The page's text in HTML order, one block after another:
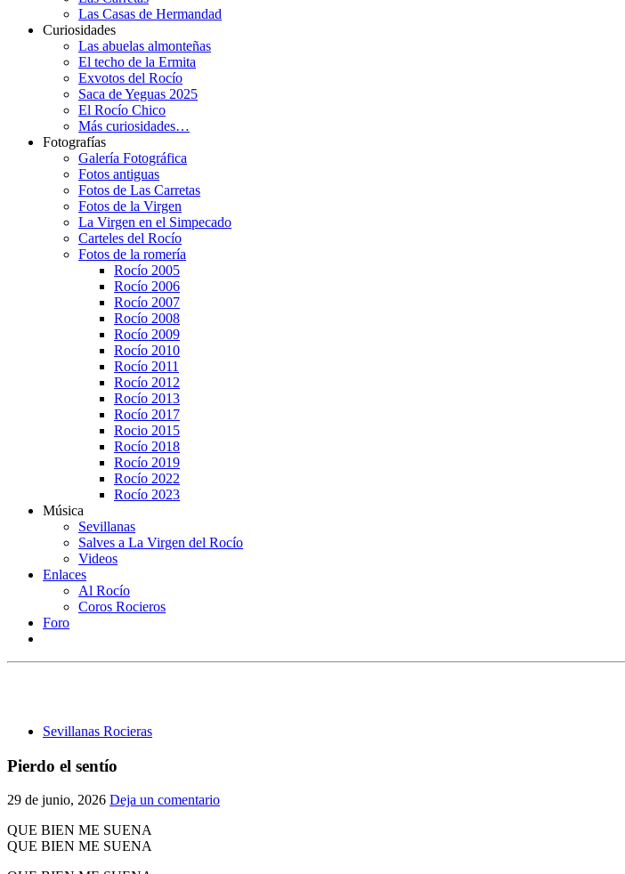
Las Casas de Hermandad
Curiosidades
Las abuelas almonteñas
El techo de la Ermita
Exvotos del Rocío
Saca de Yeguas 2025
El Rocío Chico
Más curiosidades…
Fotografías
Galería Fotográfica
Fotos antiguas
Fotos de Las Carretas
Fotos de la Virgen
La Virgen en el Simpecado
Carteles del Rocío
Fotos de la romería
Rocío 2005
Rocío 2006
Rocío 2007
Rocío 2008
Rocío 2009
Rocío 2010
Rocío 2011
Rocío 2012
Rocío 2013
Rocío 2017
Rocio 2015
Rocío 2018
Rocío 2019
Rocío 2022
Rocío 2023
Música
Sevillanas
Salves a La Virgen del Rocío
Videos
Enlaces
Al Rocío
Coros Rocieros
Foro
Sevillanas Rocieras
Pierdo el sentío
29 de junio, 2026 Deja un comentario
QUE BIEN ME SUENA
QUE BIEN ME SUENA